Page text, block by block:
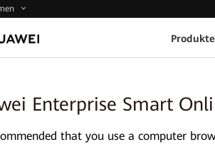
Enterprise Smart
that you use a computer